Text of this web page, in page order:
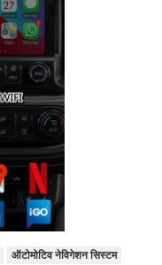
ऑटोमोटिव नेविगेशन सिस्टम